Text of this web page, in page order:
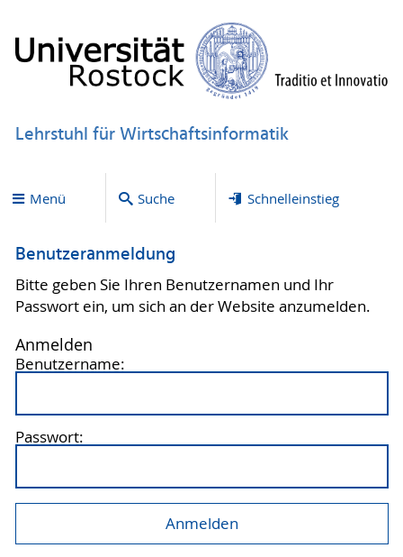
Lehrstuhl für Wirtschaftsinformatik
Menü Suche Schnelleinstieg
Benutzeranmeldung
Bitte geben Sie Ihren Benutzernamen und Ihr
Passwort ein, um sich an der Website anzumelden.
Anmelden
Benutzername:
Passwort: